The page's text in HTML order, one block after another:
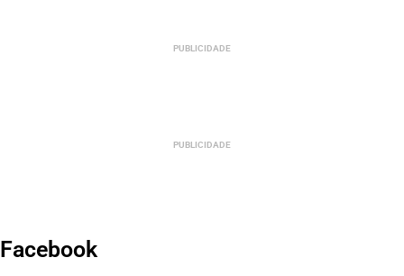
PUBLICIDADE
PUBLICIDADE
Facebook